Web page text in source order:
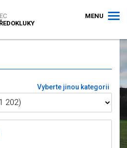
MENU
Vyberte jinou kategorii